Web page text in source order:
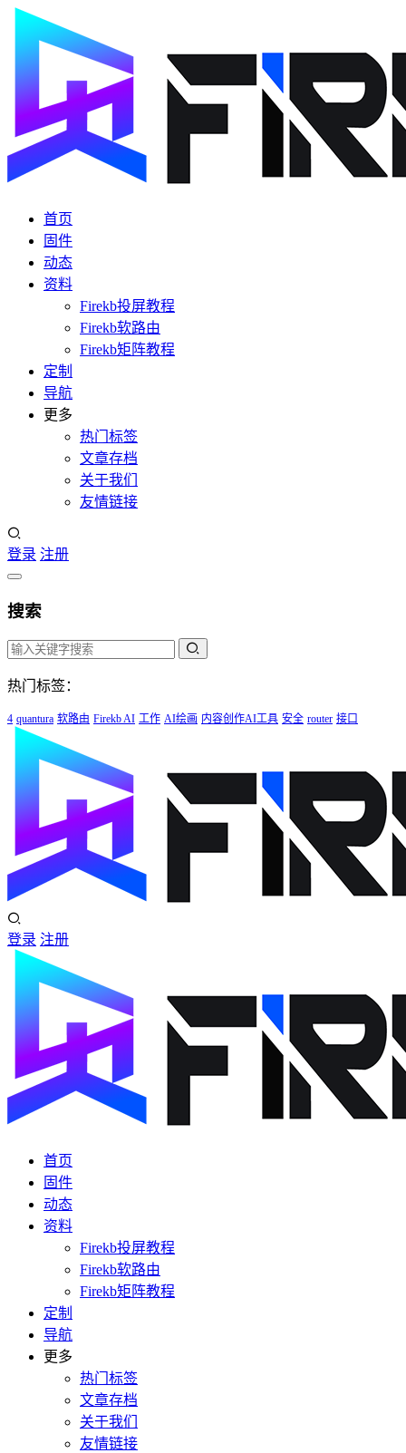
首页
固件
动态
资料
Firekb投屏教程
Firekb软路由
Firekb矩阵教程
定制
导航
更多
热门标签
文章存档
关于我们
友情链接
登录 注册
搜索
热门标签：
4 quantura 软路由 Firekb AI 工作 AI绘画 内容创作AI工具 安全 router 接口
登录 注册
首页
固件
动态
资料
Firekb投屏教程
Firekb软路由
Firekb矩阵教程
定制
导航
更多
热门标签
文章存档
关于我们
友情链接